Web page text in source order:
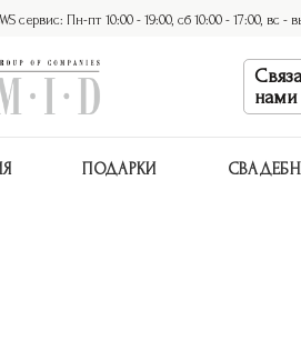
сервис: Пн-пт 10:00 - 19:00, сб 10:00 - 17:00, вс -
нами
ПОДАРКИ